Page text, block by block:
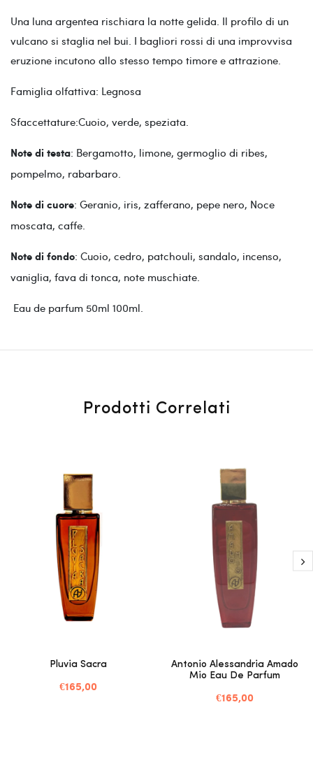
Una luna argentea rischiara la notte gelida. Il profilo di un
vulcano si staglia nel bui. I bagliori rossi di una improvvisa
eruzione incutono allo stesso tempo timore e attrazione.
Famiglia olfattiva: Legnosa
Sfaccettature:Cuoio, verde, speziata.
Note di testa: Bergamotto, limone, germoglio di ribes,
pompelmo, rabarbaro.
Note di cuore: Geranio, iris, zafferano, pepe nero, Noce
moscata, caffe.
Note di fondo: Cuoio, cedro, patchouli, sandalo, incenso,
vaniglia, fava di tonca, note muschiate.
Eau de parfum 50ml 100ml.
Prodotti Correlati
Pluvia Sacra
€165,00
Antonio Alessandria Amado
Mio Eau De Parfum
€165,00